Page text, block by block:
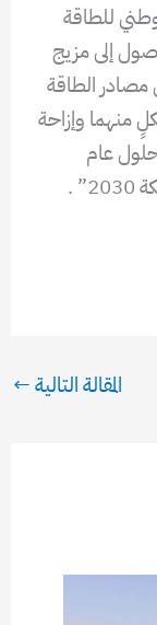
للطاقة
إلى مزيج
مصادر الطاقة
الغاز بالنسبة 50% لكلٍ منهما وإزاحة
عام
المقالة التالية←